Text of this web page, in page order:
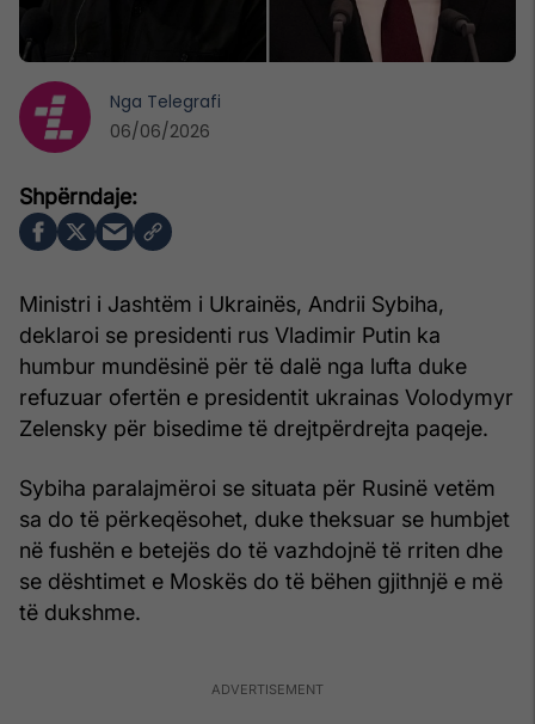
Ministri i Jashtëm i Ukrainës, Andrii Sybiha,
deklaroi se presidenti rus Vladimir Putin ka
humbur mundësinë për të dalë nga lufta duke
refuzuar ofertën e presidentit ukrainas Volodymyr
Zelensky për bisedime të drejtpërdrejta paqeje.
Sybiha paralajmëroi se situata për Rusinë vetëm
sa do të përkeqësohet, duke theksuar se humbjet
në fushën e betejës do të vazhdojnë të rriten dhe
se dështimet e Moskës do të bëhen gjithnjë e më
të dukshme.
Nga Telegrafi
06/06/2026